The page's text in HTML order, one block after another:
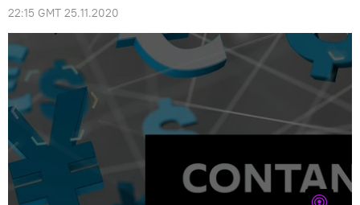
22:15 GMT 25.11.2020